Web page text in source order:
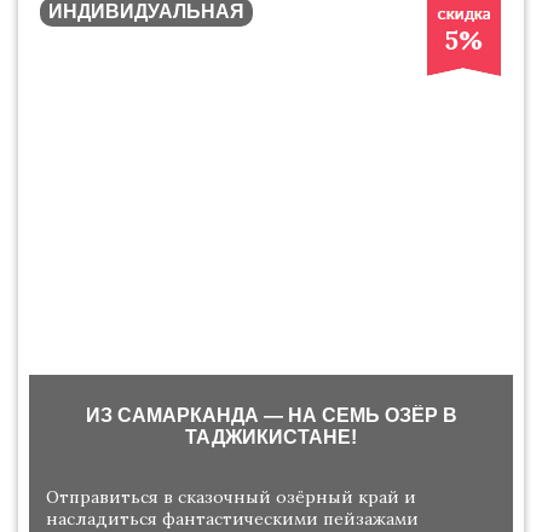
5%
ИНДИВИДУАЛЬНАЯ
ИЗ САМАРКАНДА — НА СЕМЬ ОЗЁР В
ТАДЖИКИСТАНЕ!
Отправиться в сказочный озёрный край и
насладиться фантастическими пейзажами